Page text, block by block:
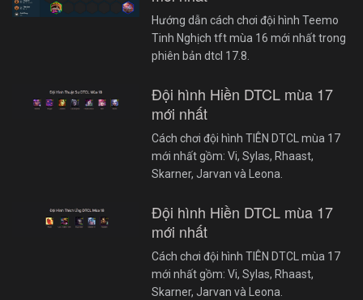
Hướng dẫn cách chơi đội hình Teemo
Tinh Nghịch tft mùa 16 mới nhất trong
phiên bản dtcl 17.8.
Đội hình Hiền DTCL mùa 17
mới nhất
Cách chơi đội hình TIÊN DTCL mùa 17
mới nhất gồm: Vi, Sylas, Rhaast,
Skarner, Jarvan và Leona.
Đội hình Hiền DTCL mùa 17
mới nhất
Cách chơi đội hình TIÊN DTCL mùa 17
mới nhất gồm: Vi, Sylas, Rhaast,
Skarner, Jarvan và Leona.